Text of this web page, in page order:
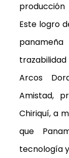
Este logro
Arcos
Amistad,
Chiriquí, a
que
tecnología